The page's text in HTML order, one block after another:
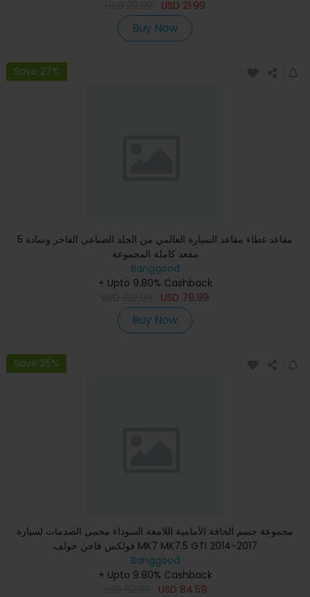
USD 21.99
Buy Now
Save 27%
5 مقاعد غطاء مقاعد السيارة العالمي من الجلد الصناعي الفاخر وسادة
مقعد كاملة المجموعة
Banggood
+ Upto 9.80% Cashback
USD 79.99
Buy Now
Save 25%
مجموعة جسم الحافة الأمامية اللامعة السوداء محمي الصدمات لسيارة
فولكس فاجن جولف MK7 MK7.5 GTI 2014-2017
Banggood
+ Upto 9.80% Cashback
USD 84.59